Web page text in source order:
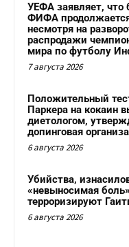
УЕФА заявляет, что
ФИФА
несмотря на
распродажи
мира по футболу
7 августа 2026
Положительный
Паркера на кокаин
диетологом,
допинговая
6 августа 2026
Убийства,
«невыносимая
терроризируют
6 августа 2026